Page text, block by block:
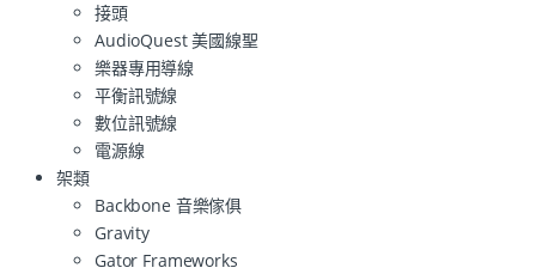
接頭
AudioQuest 美國線聖
樂器專用導線
平衡訊號線
數位訊號線
電源線
架類
Backbone 音樂傢俱
Gravity
Gator Frameworks